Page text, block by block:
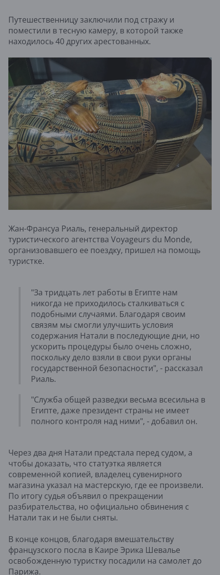
Путешественницу заключили под стражу и
поместили в тесную камеру, в которой также
находилось 40 других арестованных.
Жан-Франсуа Риаль, генеральный директор
туристического агентства Voyageurs du Monde,
организовавшего ее поездку, пришел на помощь
туристке.
"За тридцать лет работы в Египте нам
никогда не приходилось сталкиваться с
подобными случаями. Благодаря своим
связям мы смогли улучшить условия
содержания Натали в последующие дни, но
ускорить процедуры было очень сложно,
поскольку дело взяли в свои руки органы
государственной безопасности", - рассказал
Риаль.
"Служба общей разведки весьма всесильна в
Египте, даже президент страны не имеет
полного контроля над ними", - добавил он.
Через два дня Натали предстала перед судом, а
чтобы доказать, что статуэтка является
современной копией, владелец сувенирного
магазина указал на мастерскую, где ее произвели.
По итогу судья объявил о прекращении
разбирательства, но официально обвинения с
Натали так и не были сняты.
В конце концов, благодаря вмешательству
французского посла в Каире Эрика Шевалье
освобожденную туристку посадили на самолет до
Парижа.